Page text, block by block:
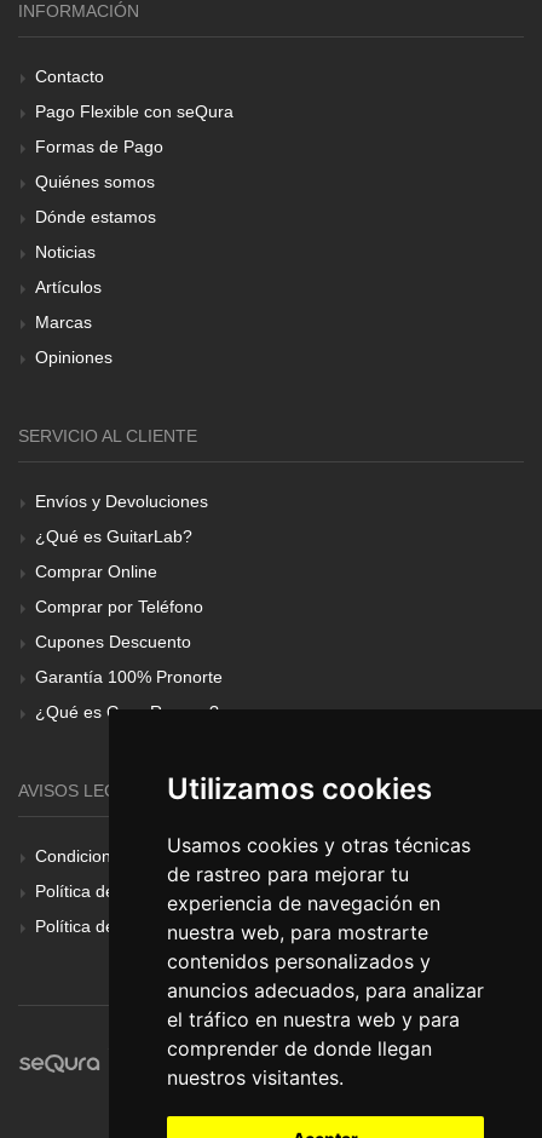
Utilizamos cookies
Usamos cookies y otras técnicas
de rastreo para mejorar tu
experiencia de navegación en
nuestra web, para mostrarte
contenidos personalizados y
anuncios adecuados, para analizar
el tráfico en nuestra web y para
comprender de donde llegan
nuestros visitantes.
INFORMACIÓN
Contacto
Pago Flexible con seQura
Formas de Pago
Quiénes somos
Dónde estamos
Noticias
Artículos
Marcas
Opiniones
SERVICIO AL CLIENTE
Envíos y Devoluciones
¿Qué es GuitarLab?
Comprar Online
Comprar por Teléfono
Cupones Descuento
Garantía 100% Pronorte
¿Qué es Gear Renove?
AVISOS LEGALES
Condiciones Generales
Política de Cookies
Política de Privacidad